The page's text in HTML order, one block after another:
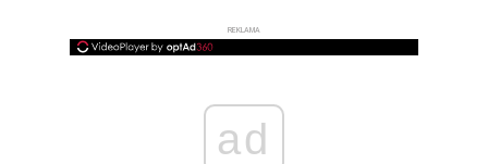
REKLAMA
ad